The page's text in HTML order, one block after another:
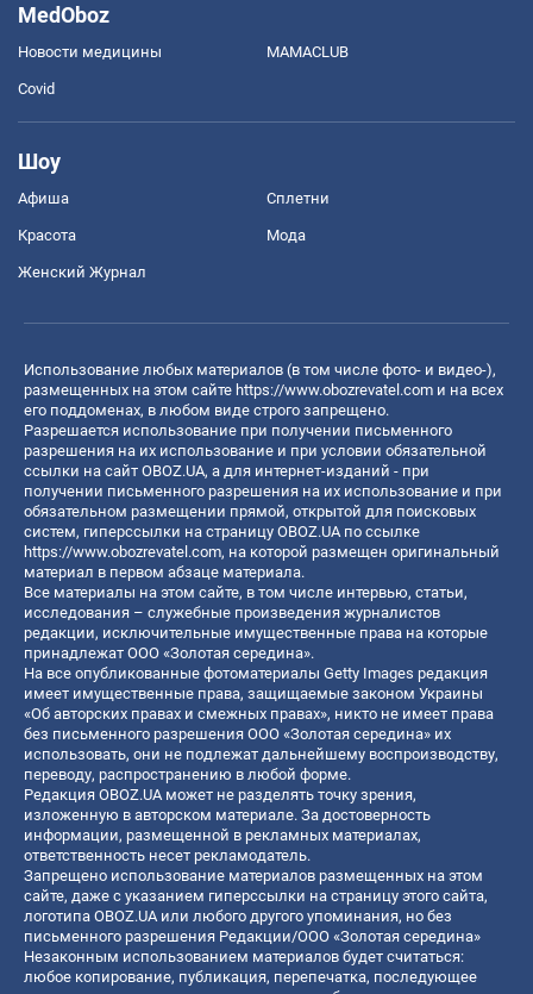
MedOboz
Новости медицины MAMACLUB
Covid
Шоу
Афиша Сплетни
Красота Мода
Женский Журнал
Использование любых материалов (в том числе фото- и видео-),
размещенных на этом сайте https://www.obozrevatel.com и на всех
его поддоменах, в любом виде строго запрещено.
Разрешается использование при получении письменного
разрешения на их использование и при условии обязательной
ссылки на сайт OBOZ.UA, а для интернет-изданий - при
получении письменного разрешения на их использование и при
обязательном размещении прямой, открытой для поисковых
систем, гиперссылки на страницу OBOZ.UA по ссылке
https://www.obozrevatel.com, на которой размещен оригинальный
материал в первом абзаце материала.
Все материалы на этом сайте, в том числе интервью, статьи,
исследования – служебные произведения журналистов
редакции, исключительные имущественные права на которые
принадлежат ООО «Золотая середина».
На все опубликованные фотоматериалы Getty Images редакция
имеет имущественные права, защищаемые законом Украины
«Об авторских правах и смежных правах», никто не имеет права
без письменного разрешения ООО «Золотая середина» их
использовать, они не подлежат дальнейшему воспроизводству,
переводу, распространению в любой форме.
Редакция OBOZ.UA может не разделять точку зрения,
изложенную в авторском материале. За достоверность
информации, размещенной в рекламных материалах,
ответственность несет рекламодатель.
Запрещено использование материалов размещенных на этом
сайте, даже с указанием гиперссылки на страницу этого сайта,
логотипа OBOZ.UA или любого другого упоминания, но без
письменного разрешения Редакции/ООО «Золотая середина»
Незаконным использованием материалов будет считаться:
любое копирование, публикация, перепечатка, последующее